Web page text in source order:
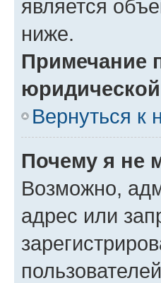
является
ниже.
Примечание
Вернуться к
Почему я не
Возможно,
адрес или